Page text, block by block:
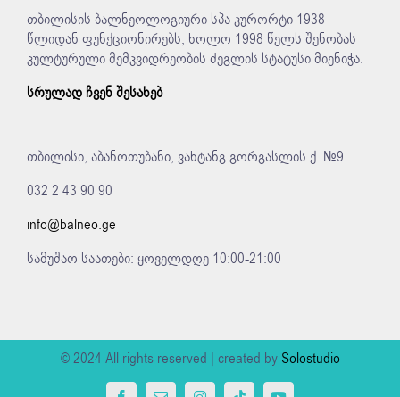
თბილისის ბალნეოლოგიური სპა კურორტი 1938
წლიდან ფუნქციონირებს, ხოლო 1998 წელს შენობას
კულტურული მემკვიდრეობის ძეგლის სტატუსი მიენიჭა.
სრულად ჩვენ შესახებ
თბილისი, აბანოთუბანი, ვახტანგ გორგასლის ქ. №9
032 2 43 90 90
info@balneo.ge
სამუშაო საათები: ყოველდღე 10:00-21:00
© 2024 All rights reserved | created by Solostudio